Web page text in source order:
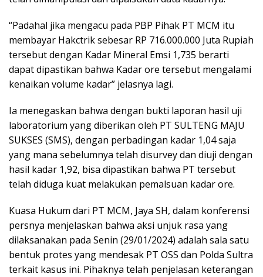
“Padahal jika mengacu pada PBP Pihak PT MCM itu
membayar Hakctrik sebesar RP 716.000.000 Juta Rupiah
tersebut dengan Kadar Mineral Emsi 1,735 berarti
dapat dipastikan bahwa Kadar ore tersebut mengalami
kenaikan volume kadar” jelasnya lagi.
Ia menegaskan bahwa dengan bukti laporan hasil uji
laboratorium yang diberikan oleh PT SULTENG MAJU
SUKSES (SMS), dengan perbadingan kadar 1,04 saja
yang mana sebelumnya telah disurvey dan diuji dengan
hasil kadar 1,92, bisa dipastikan bahwa PT tersebut
telah diduga kuat melakukan pemalsuan kadar ore.
Kuasa Hukum dari PT MCM, Jaya SH, dalam konferensi
persnya menjelaskan bahwa aksi unjuk rasa yang
dilaksanakan pada Senin (29/01/2024) adalah sala satu
bentuk protes yang mendesak PT OSS dan Polda Sultra
terkait kasus ini. Pihaknya telah penjelasan keterangan